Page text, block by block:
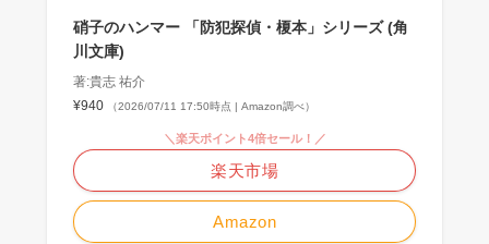
硝子のハンマー 「防犯探偵・榎本」シリーズ (角
川文庫)
著:貴志 祐介
¥940
（2026/07/11 17:50時点 | Amazon調べ）
Amazon
＼楽天ポイント4倍セール！／
楽天市場